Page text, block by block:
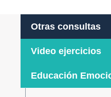
Otras consultas
Video ejercicios
Educación